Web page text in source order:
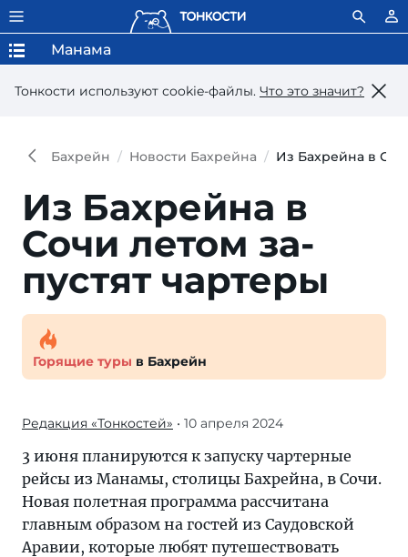
Тонкости используют сookie-файлы. Что это значит?
Манама
Бахрейн Новости Бахрейна Из Бахрейна в
Из Бахрейна в
Сочи летом за­
пустят чартеры
Горящие туры в Бахрейн
Редакция «Тонкостей» • 10 апреля 2024
3 июня планируются к запуску чартерные
рейсы из Манамы, столицы Бахрейна, в Сочи.
Новая полетная программа рассчитана
главным образом на гостей из Саудовской
Аравии, которые любят путешествовать